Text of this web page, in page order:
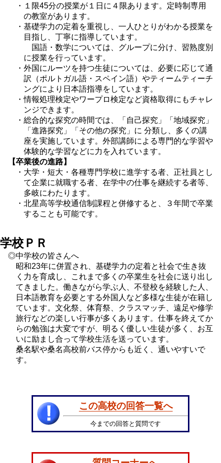
・１限45分の授業が１日に４限あります。定時制専用
の教室があります。
・基礎学力の定着を重視し、一人ひとりがわかる授業を
目指し、丁寧に指導しています。
国語・数学については、グループに分け、習熟度別
に授業を行っています。
・外国にルーツを持つ生徒については、必要に応じて通
訳（ポルトガル語・スペイン語）やティームティーチ
ングにより日本語指導をしています。
・情報処理検定やワープロ検定など資格取得にもチャレ
ンジできます。
・総合的な探究の時間では、「自己探究」「地域探究」
「進路探究」「その他の探究」に 分類し、多くの講
座を実施しています。外部講師による専門的な学習や
体験的な学習などに力を入れています。
【卒業後の進路】
・大学・短大・各種専門学校に進学する者、正社員とし
て企業に就職する者、在学中の仕事を継続する者等、
多岐にわたります。
・北星高等学校通信制課程と併修すると、３年間で卒業
することも可能です。
学校ＰＲ
◎中学校の皆さんへ
昭和23年に併置され、基礎学力の定着と社会で生き抜
く力を育成し、これまで多くの卒業生を社会に送り出し
てきました。働きながら学ぶ人、不登校を経験した人、
日本語教育を必要とする外国人など多様な生徒が在籍し
ています。文化祭、体育祭、クラスマッチ、遠足や修学
旅行などの楽しい行事が多くあります。仕事を終えてか
らの勉強は大変ですが、明るく優しい生徒が多く、お互
いに励まし合って学校生活を送っています。
桑名駅や桑名高校前バス停からも近く、通いやすいで
す。
この高校の回答一覧へ
今までの回答と質問です